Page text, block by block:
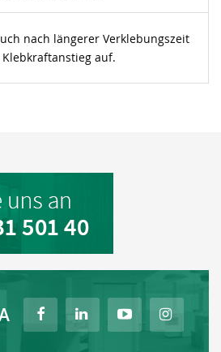
nach längerer Verklebungszeit
auf.